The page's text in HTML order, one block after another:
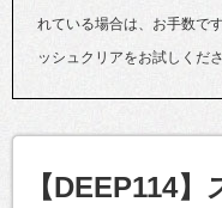
れている場合は、お手数で
ッシュクリアをお試しくださ
【DEEP114